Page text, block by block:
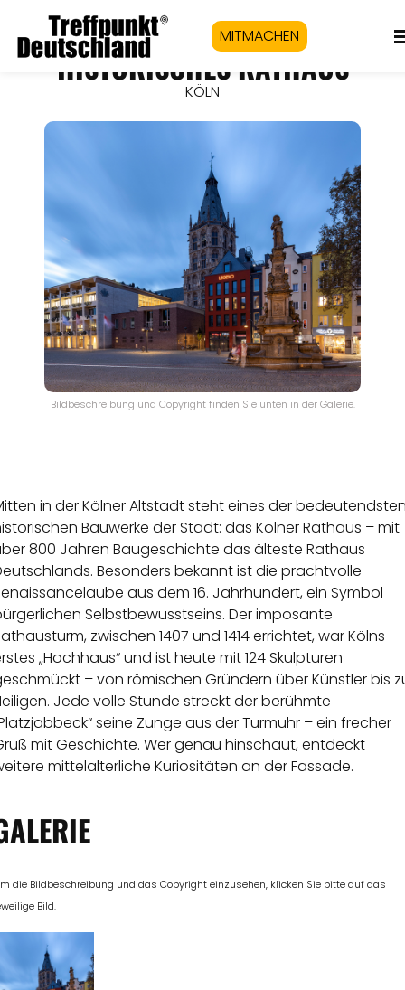
MITMACHEN
HISTORISCHES RATHAUS
KÖLN
Bildbeschreibung und Copyright finden Sie unten in der Galerie.
in der Kölner Altstadt steht eines der
Bauwerke der Stadt: das Kölner Rathaus – mit
800 Jahren Baugeschichte das älteste Rathaus
Besonders bekannt ist die prachtvolle
aus dem 16. Jahrhundert, ein Symbol
Selbstbewusstseins. Der imposante
zwischen 1407 und 1414 errichtet, war Kölns
„Hochhaus“ und ist heute mit 124 Skulpturen
– von römischen Gründern über Künstler bis
Jede volle Stunde streckt der berühmte
seine Zunge aus der Turmuhr – ein frecher
mit Geschichte. Wer genau hinschaut, entdeckt
mittelalterliche Kuriositäten an der Fassade.
die Bildbeschreibung und das Copyright einzusehen, klicken Sie bitte auf das
Bild.